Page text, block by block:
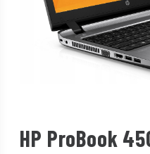
HP ProBook